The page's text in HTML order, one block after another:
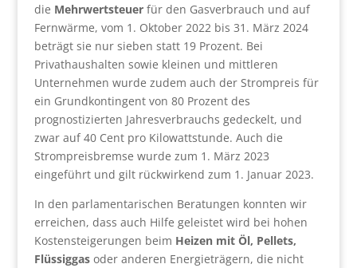
die Mehrwertsteuerfür den Gasverbrauch und auf
Fernwärme, vom 1. Oktober 2022 bis 31. März 2024
beträgt sie nur sieben statt 19 Prozent. Bei
Privathaushalten sowie kleinen und mittleren
Unternehmen wurde zudem auch der Strompreis für
ein Grundkontingent von 80 Prozent des
prognostizierten Jahresverbrauchs gedeckelt, und
zwar auf 40 Cent pro Kilowattstunde. Auch die
Strompreisbremse wurde zum 1. März 2023
eingeführt und gilt rückwirkend zum 1. Januar 2023.
In den parlamentarischen Beratungen konnten wir
erreichen, dass auch Hilfe geleistet wird bei hohen
Kostensteigerungen beim Heizen mit Öl, Pellets,
Flüssiggasoder anderen Energieträgern, die nicht